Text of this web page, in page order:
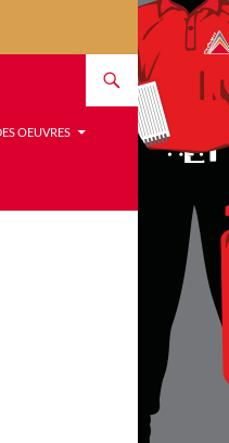
OEUVRES